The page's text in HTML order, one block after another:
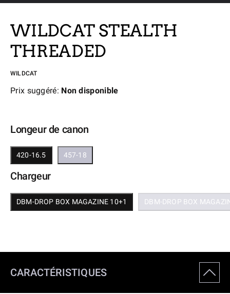
WILDCAT STEALTH
THREADED
WILDCAT
Prix suggéré: Non disponible
Longeur de canon
420-16.5 457-18
Chargeur
DBM-DROP BOX MAGAZINE 10+1 DBM-DROP BOX
CARACTÉRISTIQUES